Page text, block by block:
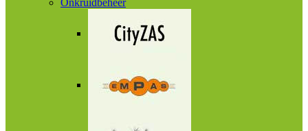
Onkruidbeheer